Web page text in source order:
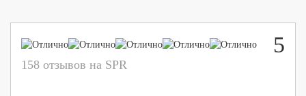
5
158 отзывов на SPR